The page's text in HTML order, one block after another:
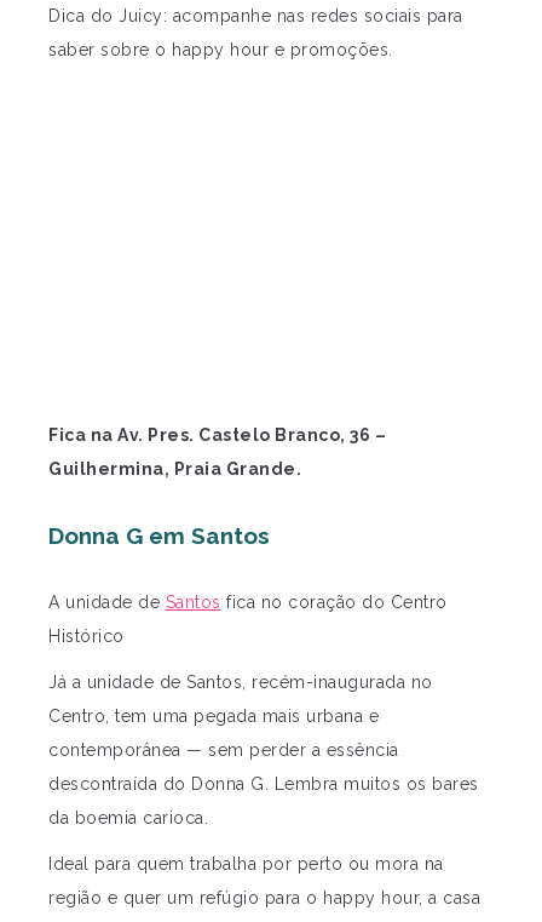
Dica do Juicy: acompanhe nas redes sociais para
saber sobre o happy hour e promoções.
Fica na Av. Pres. Castelo Branco, 36 –
Guilhermina, Praia Grande.
Donna G em Santos
A unidade de Santos fica no coração do Centro
Histórico
Já a unidade de Santos, recém-inaugurada no
Centro, tem uma pegada mais urbana e
contemporânea — sem perder a essência
descontraída do Donna G. Lembra muitos os bares
da boemia carioca.
Ideal para quem trabalha por perto ou mora na
região e quer um refúgio para o happy hour, a casa